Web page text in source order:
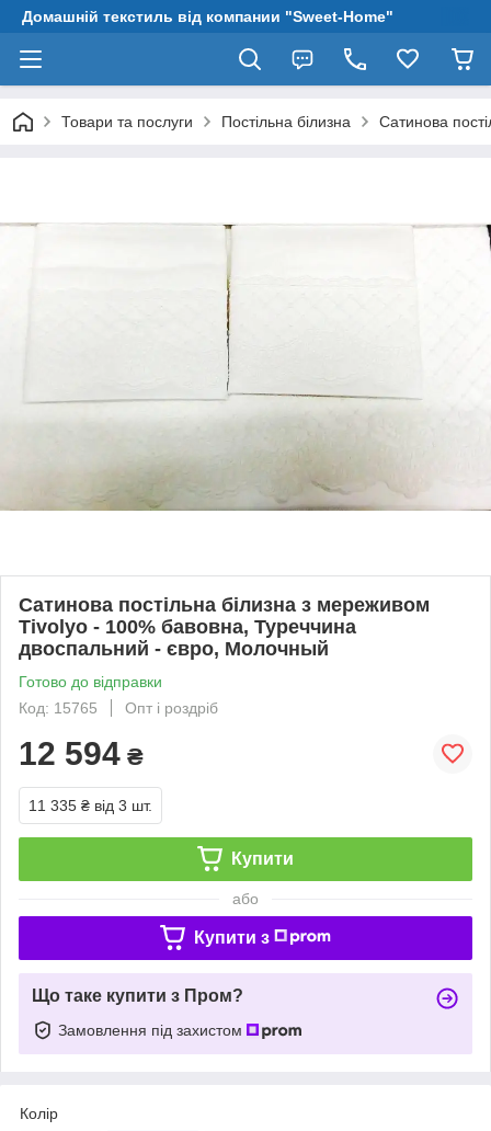
Домашній текстиль від компании "Sweet-Home"
Товари та послуги Постільна білизна Сатинова
Сатинова постільна білизна з мереживом
Tivolyo - 100% бавовна, Туреччина
двоспальний - євро, Молочный
Готово до відправки
Код: 15765
Опт і роздріб
12 594 ₴
11 335 ₴ від 3 шт.
Купити
або
Купити з
Що таке купити з Пром?
Замовлення під захистом
Колір